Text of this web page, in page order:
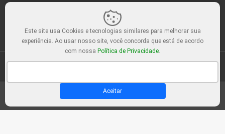
Este site usa Cookies e tecnologias similares para melhorar sua
experiência. Ao usar nosso site, você concorda que está de acordo
com nossa Política de Privacidade.
Aceitar
Sair da versão mobile